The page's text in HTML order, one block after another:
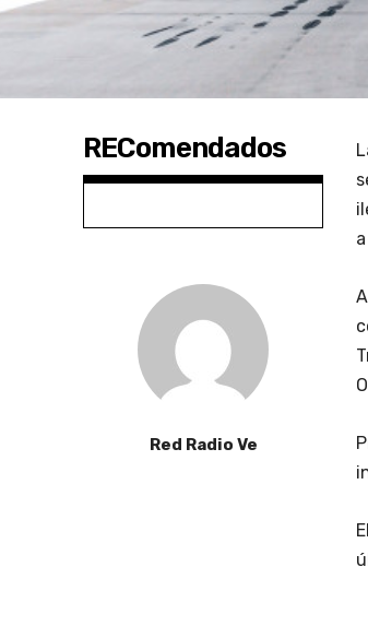
REComendados
Red Radio Ve